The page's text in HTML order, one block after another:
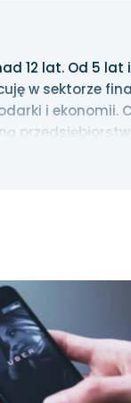
12 lat. Od 5 lat
w sektorze
i ekonomii.